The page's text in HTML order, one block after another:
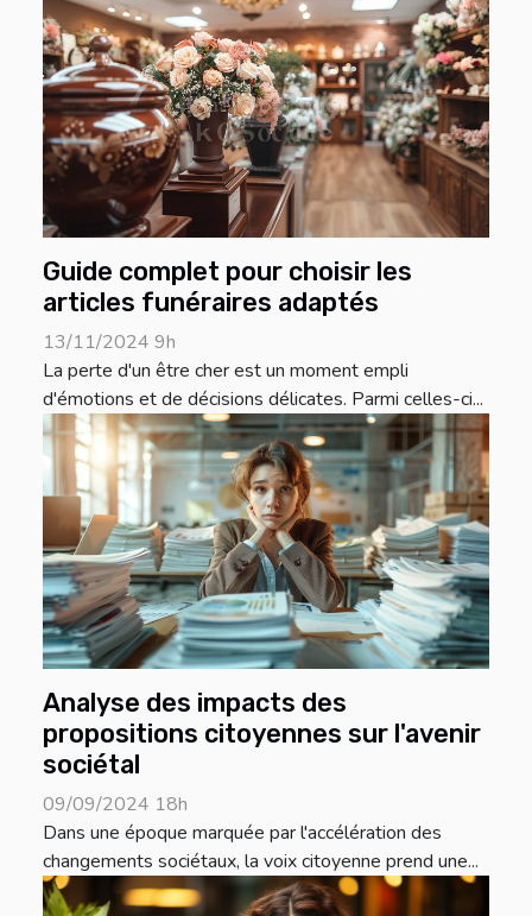
Guide complet pour choisir les
articles funéraires adaptés
13/11/2024 9h
La perte d'un être cher est un moment empli
d'émotions et de décisions délicates. Parmi celles-ci...
Analyse des impacts des
propositions citoyennes sur l'avenir
sociétal
09/09/2024 18h
Dans une époque marquée par l'accélération des
changements sociétaux, la voix citoyenne prend une...